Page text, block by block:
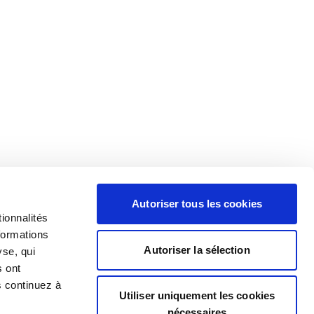
qui
ont
continuez à
Autoriser tous les cookies
Autoriser la sélection
Utiliser uniquement les cookies